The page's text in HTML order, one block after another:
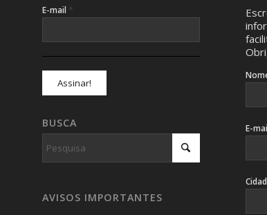
E-mail *
BUSCA
AVISOS IMPORTANTES
E-